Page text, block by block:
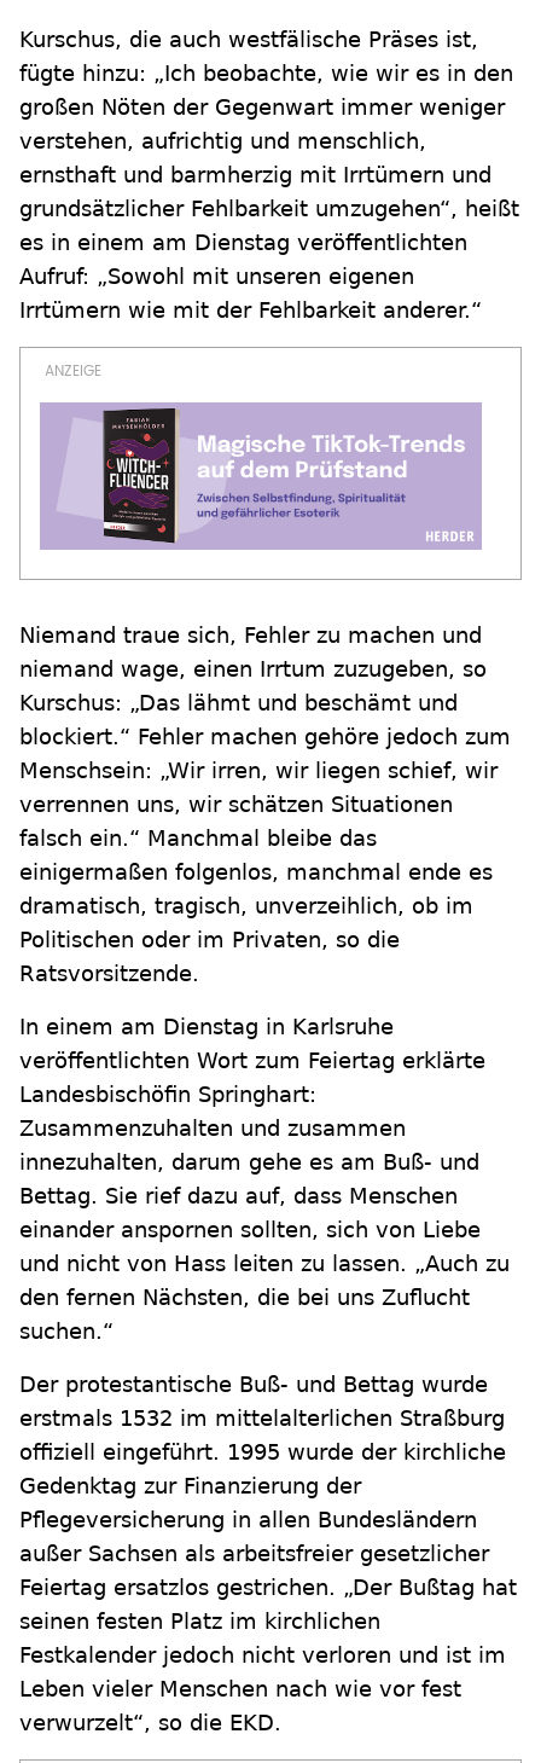
Kurschus, die auch westfälische Präses ist,
fügte hinzu: „Ich beobachte, wie wir es in den
großen Nöten der Gegenwart immer weniger
verstehen, aufrichtig und menschlich,
ernsthaft und barmherzig mit Irrtümern und
grundsätzlicher Fehlbarkeit umzugehen“, heißt
es in einem am Dienstag veröffentlichten
Aufruf: „Sowohl mit unseren eigenen
Irrtümern wie mit der Fehlbarkeit anderer.“
Niemand traue sich, Fehler zu machen und
niemand wage, einen Irrtum zuzugeben, so
Kurschus: „Das lähmt und beschämt und
blockiert.“ Fehler machen gehöre jedoch zum
Menschsein: „Wir irren, wir liegen schief, wir
verrennen uns, wir schätzen Situationen
falsch ein.“ Manchmal bleibe das
einigermaßen folgenlos, manchmal ende es
dramatisch, tragisch, unverzeihlich, ob im
Politischen oder im Privaten, so die
Ratsvorsitzende.
In einem am Dienstag in Karlsruhe
veröffentlichten Wort zum Feiertag erklärte
Landesbischöfin Springhart:
Zusammenzuhalten und zusammen
innezuhalten, darum gehe es am Buß- und
Bettag. Sie rief dazu auf, dass Menschen
einander anspornen sollten, sich von Liebe
und nicht von Hass leiten zu lassen. „Auch zu
den fernen Nächsten, die bei uns Zuflucht
suchen.“
Der protestantische Buß- und Bettag wurde
erstmals 1532 im mittelalterlichen Straßburg
offiziell eingeführt. 1995 wurde der kirchliche
Gedenktag zur Finanzierung der
Pflegeversicherung in allen Bundesländern
außer Sachsen als arbeitsfreier gesetzlicher
Feiertag ersatzlos gestrichen. „Der Bußtag hat
seinen festen Platz im kirchlichen
Festkalender jedoch nicht verloren und ist im
Leben vieler Menschen nach wie vor fest
verwurzelt“, so die EKD.